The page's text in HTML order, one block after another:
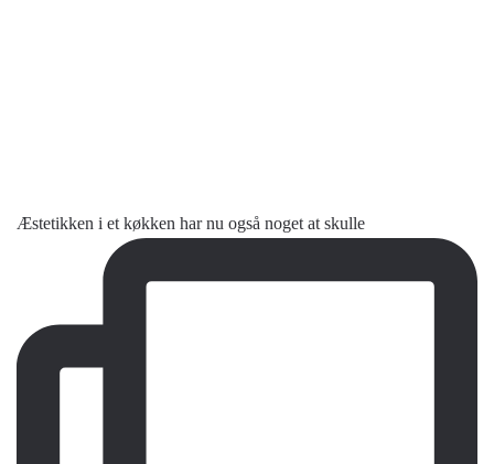
Æstetikken i et køkken har nu også noget at skulle